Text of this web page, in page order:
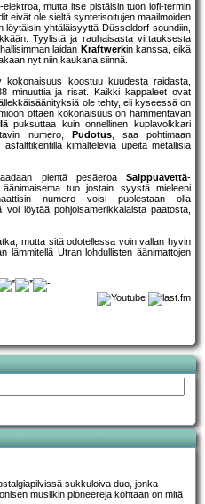
mutta itse pistäisin tuon lofi-termin
eivät ole sieltä syntetisoitujen maailmoiden
löytäisin yhtäläisyyttä Düsseldorf-soundiin,
Tyylistä ja rauhaisasta virtauksesta
laidan Kraftwerkin kanssa, eikä
nyt niin kaukana siinnä.
koostuu kuudesta raidasta,
minuuttia ja risat. Kaikki kappaleet ovat
ole tehty, eli kyseessä on
ottaen kokonaisuus on hämmentävän
puksuttaa kuin onnellinen kuplavolkkari
numero,
Pudotus, saa pohtimaan
kimaltelevia upeita metallisia
pientä pesäeroa Saippuavettä-
tuo jostain syystä mieleeni
numero voisi puolestaan olla
löytää pohjoisamerikkalaista paatosta,
mutta sitä odotellessa voin vallan hyvin
lämmitellä Utran lohdullisten äänimattojen
sukkuloiva duo, jonka
musiikin pioneereja kohtaan on mitä